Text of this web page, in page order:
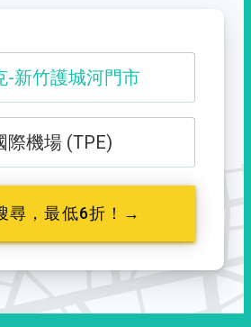
-新竹護城河門市
山登山口
際機場 (TPE)
尋，最低6折！→